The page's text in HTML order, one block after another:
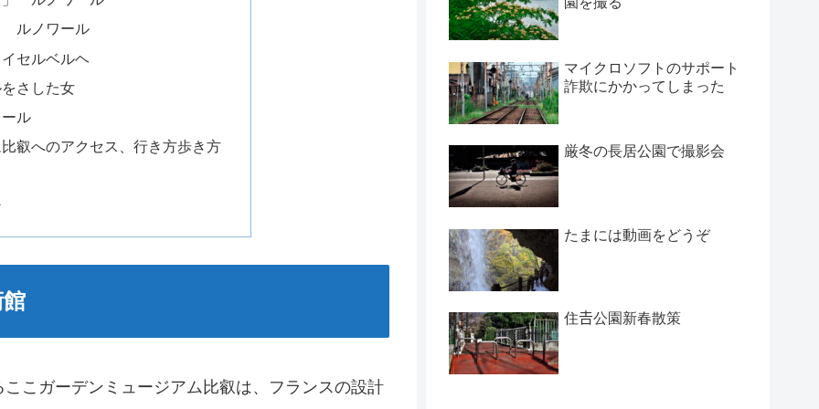
ルノワール
セルベルヘ
さした女
ル
叡へのアクセス、行き方歩き方
こガーデンミュージアム比叡は、フランスの設計
マイクロソフトのサポート
詐欺にかかってしまった
厳冬の長居公園で撮影会
たまには動画をどうぞ
住𠮷公園新春散策